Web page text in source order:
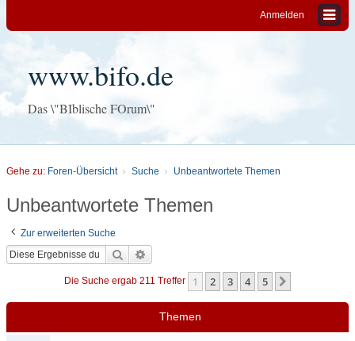
Anmelden
www.bifo.de
Das \"BIblische FOrum\"
Gehe zu: Foren-Übersicht Suche Unbeantwortete Themen
Unbeantwortete Themen
Zur erweiterten Suche
Suche
Die Suche ergab 211 Treffer 1 2 3 4 5
Themen